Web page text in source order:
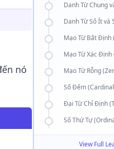
nó
Danh Từ Chung
Danh Từ Số Ít và
Mạo Từ Bất Định
Mạo Từ Xác Định
Mạo Từ Rỗng
Số Đếm
Đại Từ Chỉ Định
Số Thứ Tự
View Full